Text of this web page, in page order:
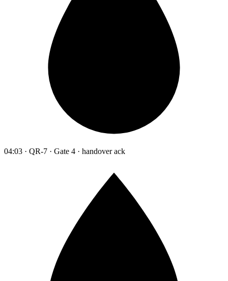
04:03 · QR-7 · Gate 4 · handover ack